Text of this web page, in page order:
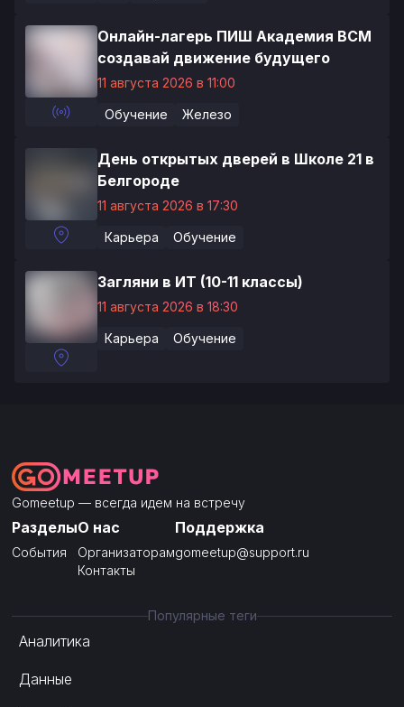
Онлайн-лагерь ПИШ Академия ВСМ
создавай движение будущего
11 августа 2026 в 11:00
Обучение Железо
День открытых дверей в Школе 21 в
Белгороде
11 августа 2026 в 17:30
Карьера Обучение
Загляни в ИТ (10-11 классы)
11 августа 2026 в 18:30
Карьера Обучение
Gomeetup — всегда идем на встречу
Разделы
События
О нас
Организаторам
Контакты
Поддержка
gomeetup@support.ru
Популярные теги
Аналитика
Данные